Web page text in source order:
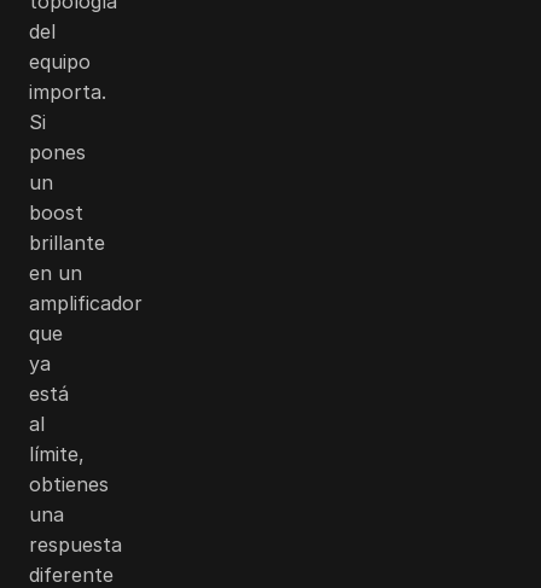
del
equipo
importa.
Si
pones
un
boost
brillante
en un
amplificador
que
ya
está
al
límite,
obtienes
una
respuesta
diferente